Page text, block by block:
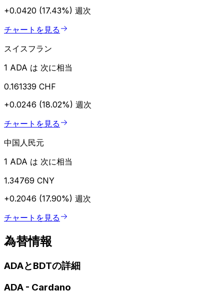
+0.0420 (17.43%) 週次
チャートを見る
スイスフラン
1 ADA は 次に相当
0.161339 CHF
+0.0246 (18.02%) 週次
チャートを見る
中国人民元
1 ADA は 次に相当
1.34769 CNY
+0.2046 (17.90%) 週次
チャートを見る
為替情報
ADAとBDTの詳細
ADA - Cardano